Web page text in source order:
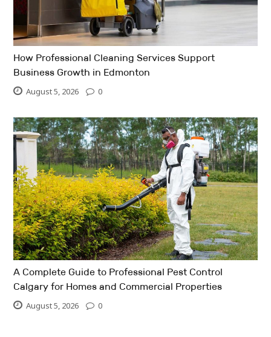
How Professional Cleaning Services Support
Business Growth in Edmonton
August 5, 2026 0
A Complete Guide to Professional Pest Control
Calgary for Homes and Commercial Properties
August 5, 2026 0